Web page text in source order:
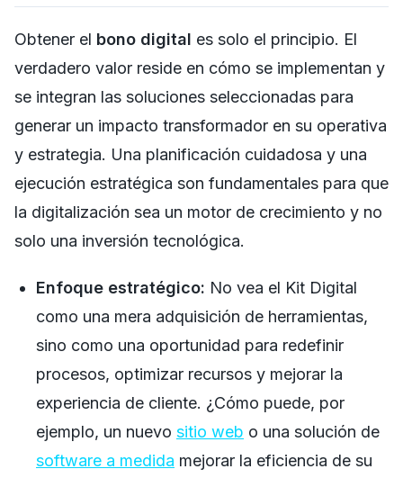
Obtener el bono digital es solo el principio. El
verdadero valor reside en cómo se implementan y
se integran las soluciones seleccionadas para
generar un impacto transformador en su operativa
y estrategia. Una planificación cuidadosa y una
ejecución estratégica son fundamentales para que
la digitalización sea un motor de crecimiento y no
solo una inversión tecnológica.
Enfoque estratégico: No vea el Kit Digital
como una mera adquisición de herramientas,
sino como una oportunidad para redefinir
procesos, optimizar recursos y mejorar la
experiencia de cliente. ¿Cómo puede, por
ejemplo, un nuevo sitio web o una solución de
software a medida mejorar la eficiencia de su